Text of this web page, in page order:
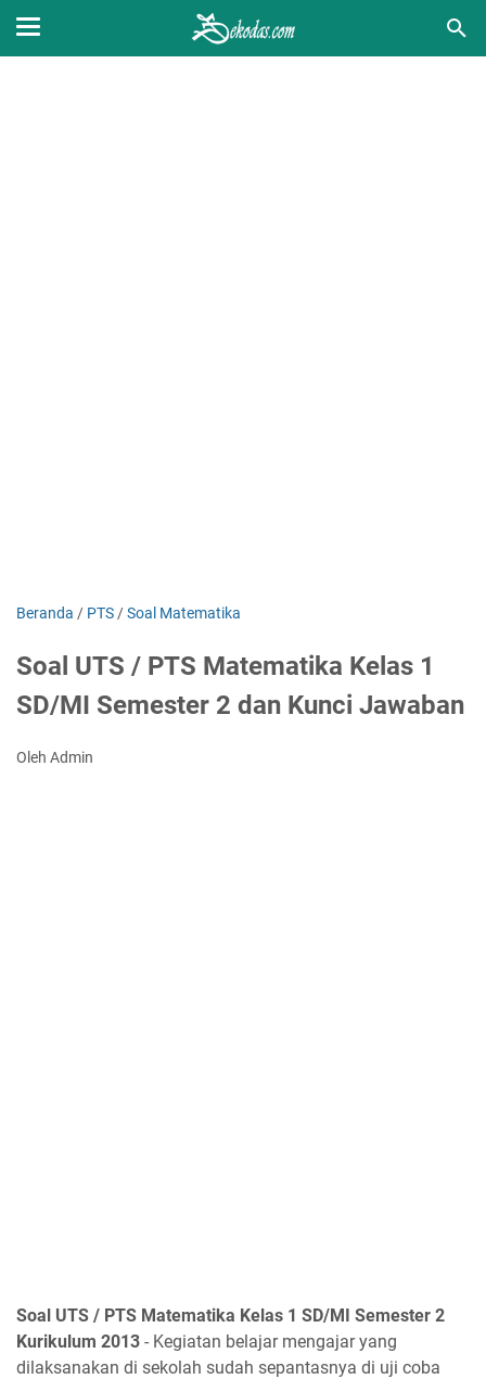
Beranda / PTS /Soal Matematika
Soal UTS / PTS Matematika Kelas 1
SD/MI Semester 2 dan Kunci Jawaban
Oleh Admin
Soal UTS / PTS Matematika Kelas 1 SD/MI Semester 2
Kurikulum 2013 - Kegiatan belajar mengajar yang
dilaksanakan di sekolah sudah sepantasnya di uji coba